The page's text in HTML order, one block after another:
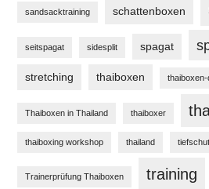
sandsacktraining schattenboxen
seitspagat sidesplit spagat
stretching thaiboxen
Thaiboxen in Thailand thaiboxer
thaiboxing workshop thailand
Trainerprüfung Thaiboxen training